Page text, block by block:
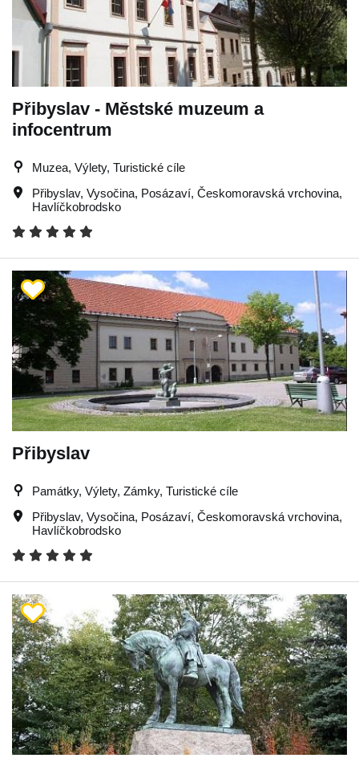
Přibyslav - Městské muzeum a
infocentrum
Muzea, Výlety, Turistické cíle
Přibyslav, Vysočina, Posázaví, Českomoravská vrchovina,
Havlíčkobrodsko
Přibyslav
Památky, Výlety, Zámky, Turistické cíle
Přibyslav, Vysočina, Posázaví, Českomoravská vrchovina,
Havlíčkobrodsko